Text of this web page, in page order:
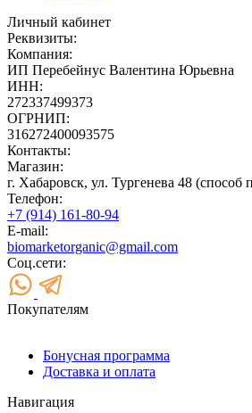
Личный кабинет
Реквизиты:
Компания:
ИП Перебейнус Валентина Юрьевна
ИНН:
272337499373
ОГРНИП:
316272400093575
Контакты:
Магазин:
г. Хабаровск, ул. Тургенева 48 (способ
Телефон:
+7 (914) 161-80-94
E-mail:
biomarketorganic@gmail.com
Соц.сети:
Покупателям
Бонусная программа
Доставка и оплата
Навигация